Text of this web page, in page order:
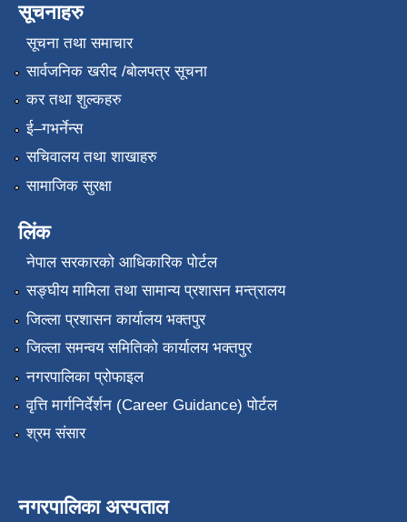
सूचनाहरु
सूचना तथा समाचार
सार्वजनिक खरीद /बोलपत्र सूचना
कर तथा शुल्कहरु
ई–गभर्नेन्स
सचिवालय तथा शाखाहरु
सामाजिक सुरक्षा
लिंक
नेपाल सरकारको आधिकारिक पोर्टल
सङ्‍घीय मामिला तथा सामान्य प्रशासन मन्त्रालय
जिल्ला प्रशासन कार्यालय भक्तपुर
जिल्ला समन्वय समितिको कार्यालय भक्तपुर
नगरपालिका प्रोफाइल
वृत्ति मार्गनिर्देर्शन (Career Guidance) पोर्टल
श्रम संसार
नगरपालिका अस्पताल